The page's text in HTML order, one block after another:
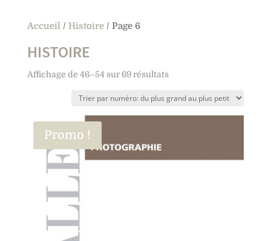
Accueil/ Histoire/ Page 6
HISTOIRE
Affichage de 46–54 sur 69 résultats
Promo !